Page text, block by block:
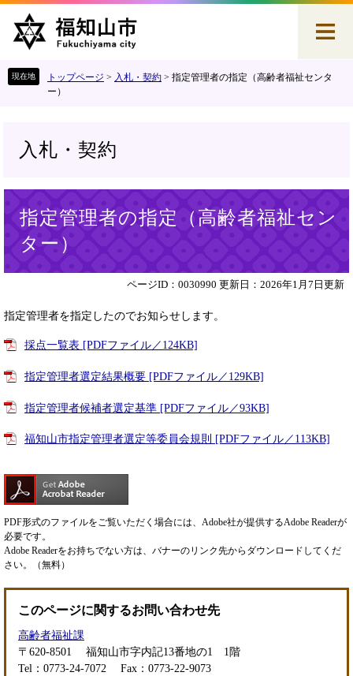
へ
トップページ > 入札・契約 > 指定管理者の指定（高齢者福祉センタ
ー）
入札・契約
指定管理者の指定（高齢者福祉セン
ター）
ページID：0030990 更新日：2026年1月7日更新
指定管理者を指定したのでお知らせします。
採点一覧表 [PDFファイル／124KB]
指定管理者選定結果概要 [PDFファイル／129KB]
指定管理者候補者選定基準 [PDFファイル／93KB]
福知山市指定管理者選定等委員会規則 [PDFファイル／113KB]
PDF形式のファイルをご覧いただく場合には、Adobe社が提供するAdobe Readerが
必要です。
Adobe Readerをお持ちでない方は、バナーのリンク先からダウンロードしてくだ
さい。（無料）
このページに関するお問い合わせ先
高齢者福祉課
〒620-8501
福知山市字内記13番地の1 1階
Tel：0773-24-7072
Fax：0773-22-9073